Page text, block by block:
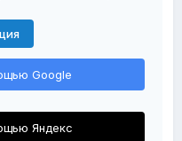
Google
Яндекс